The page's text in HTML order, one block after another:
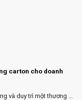
carton cho doanh
và duy trì một thương ...